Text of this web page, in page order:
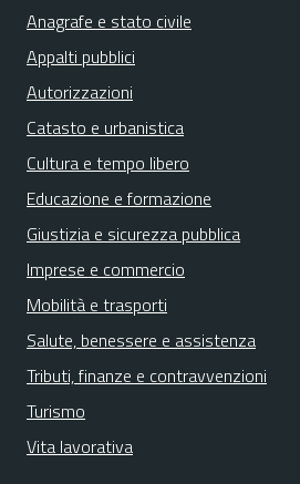
Anagrafe e stato civile
Appalti pubblici
Autorizzazioni
Catasto e urbanistica
Cultura e tempo libero
Educazione e formazione
Giustizia e sicurezza pubblica
Imprese e commercio
Mobilità e trasporti
Salute, benessere e assistenza
Tributi, finanze e contravvenzioni
Turismo
Vita lavorativa